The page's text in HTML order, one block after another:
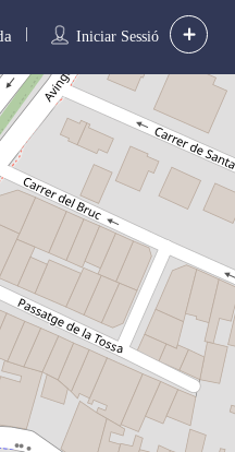
Iniciar Sessió